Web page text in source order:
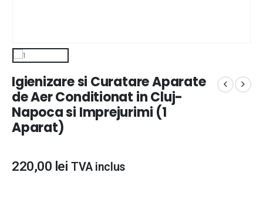
Igienizare si Curatare Aparate
de Aer Conditionat in Cluj-
Napoca si Imprejurimi (1
Aparat)
220,00 lei TVA inclus